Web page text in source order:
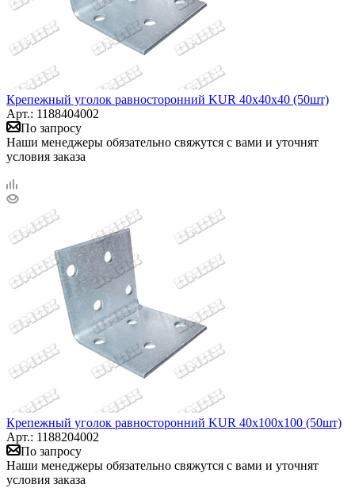
Крепежный уголок равносторонний KUR 40х40х40 (50шт)
Арт.: 1188404002
По запросу
Наши менеджеры обязательно свяжутся с вами и уточнят
условия заказа
Крепежный уголок равносторонний KUR 40х100х100 (50шт)
Арт.: 1188204002
По запросу
Наши менеджеры обязательно свяжутся с вами и уточнят
условия заказа